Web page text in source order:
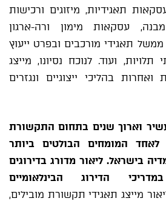
תאגידיות, מיזוגים ורכישות
מבנה, עסקאות מימון ורה-ארגון
ממשל תאגידי מורכבים ובפרט ייעוץ
ועוד. לנוכח נסיונו, מייצג
ואחרות בהליכי ייצוגיים ונגזרים
עשיר וארוך שנים בתחום התקשורת
המומחים הבולטים ביותר
בישראל. ליאור מדורג בדירוגים
הדירוג הבינלאומיים
מייצג תאגידי תקשורת מובילים,